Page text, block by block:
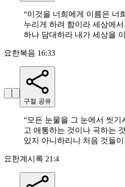
“이것을 너희에게 이름은 너
누리게 하려 함이라 세상에
하나 담대하라 내가 세상을
요한복음 16:33
구절 공유
“모든 눈물을 그 눈에서 씻기
고 애통하는 것이나 곡하는
있지 아니하리니 처음 것들
요한계시록 21:4